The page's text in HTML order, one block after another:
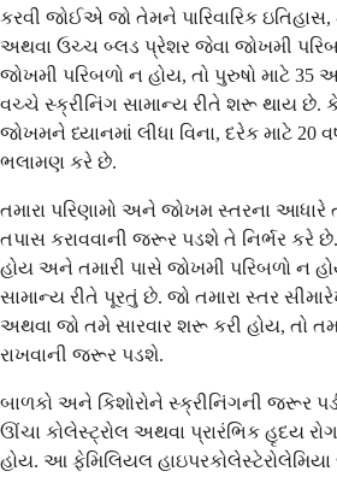
કરવી જોઈએ જો તેમને પારિવારિક ઇતિહાસ,
અથવા ઉચ્ચ બ્લડ પ્રેશર જેવા જોખમી
જોખમી પરિબળો ન હોય, તો પુરુષો માટે 35
વચ્ચે સ્ક્રીનિંગ સામાન્ય રીતે શરૂ થાય છે.
જોખમને ધ્યાનમાં લીધા વિના, દરેક માટે 20
ભલામણ કરે છે.
તમારા પરિણામો અને જોખમ સ્તરના આધારે
તપાસ કરાવવાની જરૂર પડશે તે નિર્ભર કરે
હોય અને તમારી પાસે જોખમી પરિબળો ન
સામાન્ય રીતે પૂરતું છે. જો તમારા સ્તર
અથવા જો તમે સારવાર શરૂ કરી હોય, તો
રાખવાની જરૂર પડશે.
બાળકો અને કિશોરોને સ્ક્રીનિંગની જરૂર
ઊંચા કોલેસ્ટ્રોલ અથવા પ્રારંભિક હૃદય
હોય. આ ફેમિલિયલ